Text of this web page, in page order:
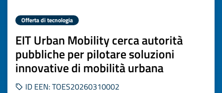
Offerta di tecnologia
EIT Urban Mobility cerca autorità
pubbliche per pilotare soluzioni
innovative di mobilità urbana
ID EEN: TOES20260310002